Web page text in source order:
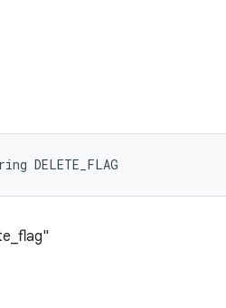
DELETE_FLAG